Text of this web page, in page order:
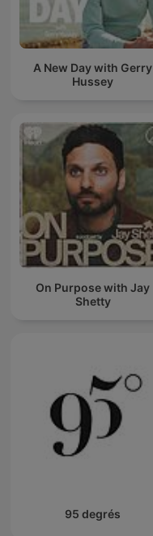
A New Day with Gerry
Hussey
On Purpose with Jay
Shetty
95 degrés